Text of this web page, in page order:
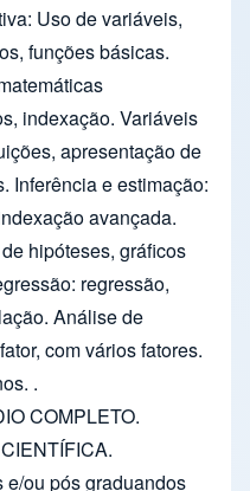
Uso de variáveis,
funções básicas.
indexação. Variáveis
apresentação de
Inferência e estimação:
avançada.
hipóteses, gráficos
regressão,
Análise de
com vários fatores.
.
COMPLETO.
e/ou pós graduandos